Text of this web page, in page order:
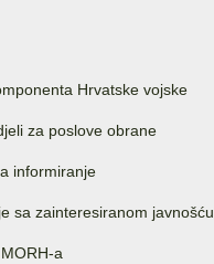
Hrvatske vojske
za poslove obrane
informiranje
sa zainteresiranom javnošću
a